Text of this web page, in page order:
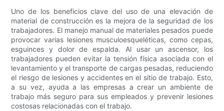
Uno de los beneficios clave del uso de una elevación de
material de construcción es la mejora de la seguridad de los
trabajadores. El manejo manual de materiales pesados ​​puede
provocar varias lesiones musculoesqueléticas, como cepas,
esguinces y dolor de espalda. Al usar un ascensor, los
trabajadores pueden evitar la tensión física asociada con el
levantamiento y el transporte de cargas pesadas, reduciendo
el riesgo de lesiones y accidentes en el sitio de trabajo. Esto,
a su vez, ayuda a las empresas a crear un ambiente de
trabajo más seguro para sus empleados y prevenir lesiones
costosas relacionadas con el trabajo.